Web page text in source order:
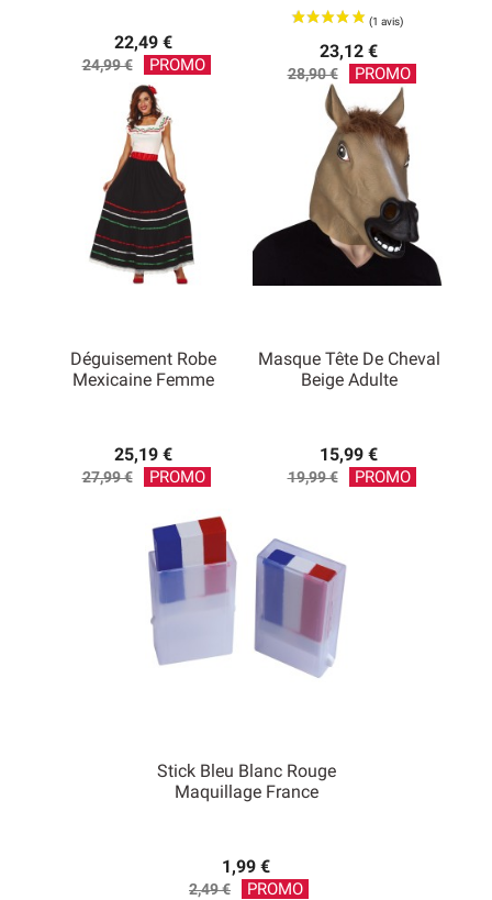
22,49 €
Prix
24,99 € PROMO
23,12 €
Prix
28,90 € PROMO
Déguisement Robe
Mexicaine Femme
25,19 €
Prix
27,99 € PROMO
Masque Tête De Cheval
Beige Adulte
15,99 €
Prix
19,99 € PROMO
Stick Bleu Blanc Rouge
Maquillage France
1,99 €
Prix
2,49 € PROMO